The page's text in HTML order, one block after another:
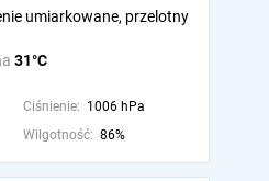
31°C
umiarkowane, przelotny
Ciśnienie: 1006 hPa
Wilgotność: 86%